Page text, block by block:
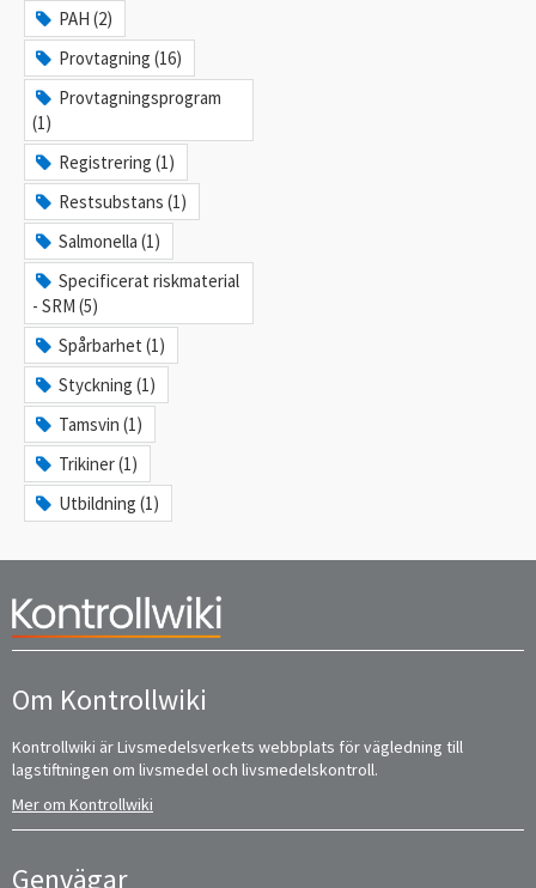
PAH (2)
Provtagning (16)
Provtagningsprogram
(1)
Registrering (1)
Restsubstans (1)
Salmonella (1)
Specificerat riskmaterial
- SRM (5)
Spårbarhet (1)
Styckning (1)
Tamsvin (1)
Trikiner (1)
Utbildning (1)
Om Kontrollwiki
Kontrollwiki är Livsmedelsverkets webbplats för vägledning till
lagstiftningen om livsmedel och livsmedelskontroll.
Mer om Kontrollwiki
Genvägar